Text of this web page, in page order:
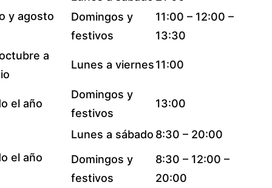
y agosto
Domingos y
festivos
11:00 – 12:00 –
13:30
a
Lunes a viernes11:00
el año
Domingos y
festivos
13:00
el año
Lunes a sábado 8:30 – 20:00
Domingos y
festivos
8:30 – 12:00 –
20:00